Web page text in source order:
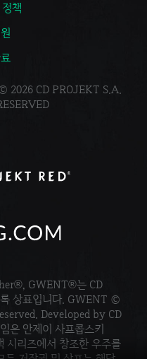
책
2026 CD PROJEKT S.A.
GWENT®는 CD
상표입니다. GWENT ©
Developed by CD
은 안제이 사프콥스키
리즈에서 창조한 우주를